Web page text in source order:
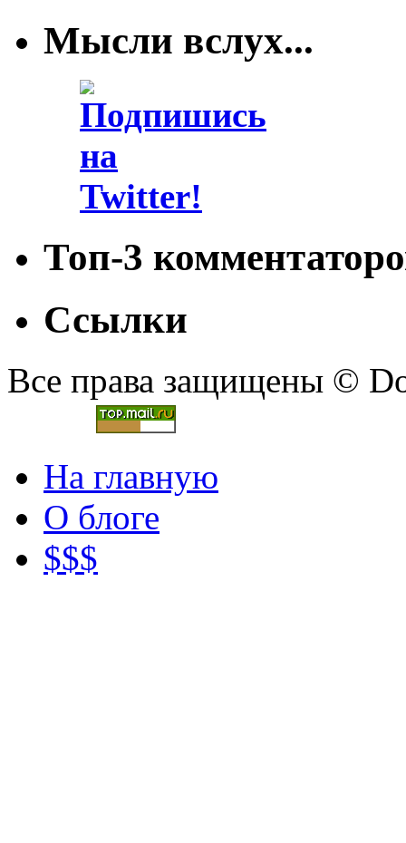
Мысли вслух...
Топ-3
Ссылки
Все права защищены ©
На главную
О блоге
$$$